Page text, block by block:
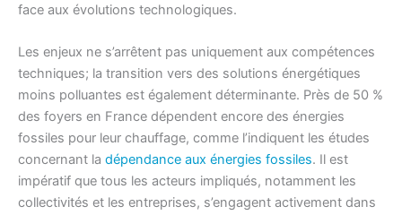
face aux évolutions technologiques.
Les enjeux ne s’arrêtent pas uniquement aux compétences
techniques; la transition vers des solutions énergétiques
moins polluantes est également déterminante. Près de 50 %
des foyers en France dépendent encore des énergies
fossiles pour leur chauffage, comme l’indiquent les études
concernant la dépendance aux énergies fossiles. Il est
impératif que tous les acteurs impliqués, notamment les
collectivités et les entreprises, s’engagent activement dans